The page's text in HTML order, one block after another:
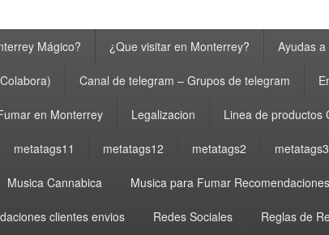
Mágico? ¿Que visitar en Monterrey? Ayudas
Canal de telegram – Grupos de telegram
en Monterrey Legalizacion Linea de productos
metatags11 metatags12 metatags2 metatags3
Musica Cannabica Musica para Fumar Recomendaciones
clientes envios Redes Sociales Reglas de